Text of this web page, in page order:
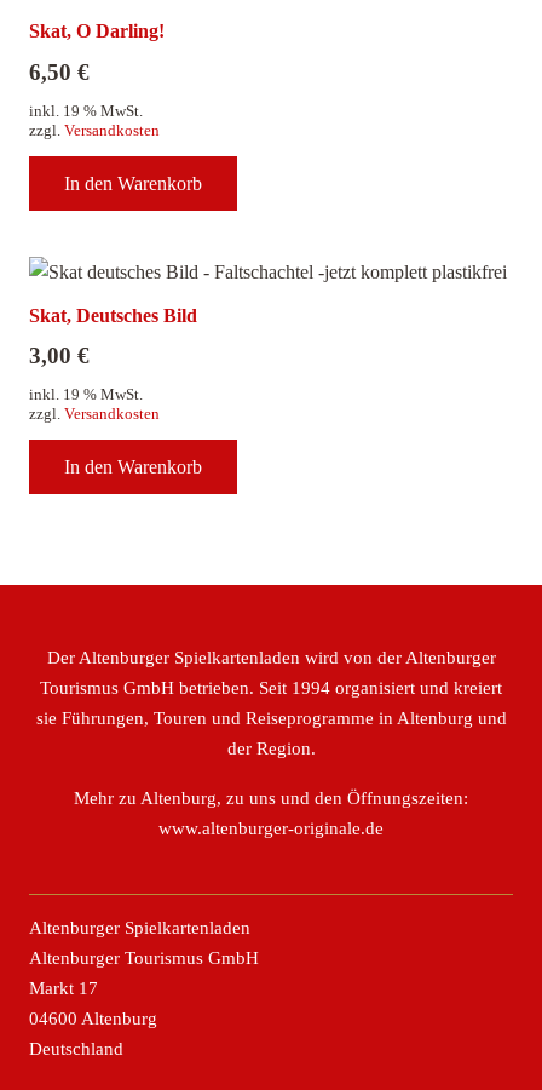
Skat, O Darling!
6,50 €
inkl. 19 % MwSt.
zzgl. Versandkosten
In den Warenkorb
Skat, Deutsches Bild
3,00 €
inkl. 19 % MwSt.
zzgl. Versandkosten
In den Warenkorb
Der Altenburger Spielkartenladen wird von der Altenburger
Tourismus GmbH betrieben. Seit 1994 organisiert und kreiert
sie Führungen, Touren und Reiseprogramme in Altenburg und
der Region.
Mehr zu Altenburg, zu uns und den Öffnungszeiten:
www.altenburger-originale.de
Altenburger Spielkartenladen
Altenburger Tourismus GmbH
Markt 17
04600 Altenburg
Deutschland